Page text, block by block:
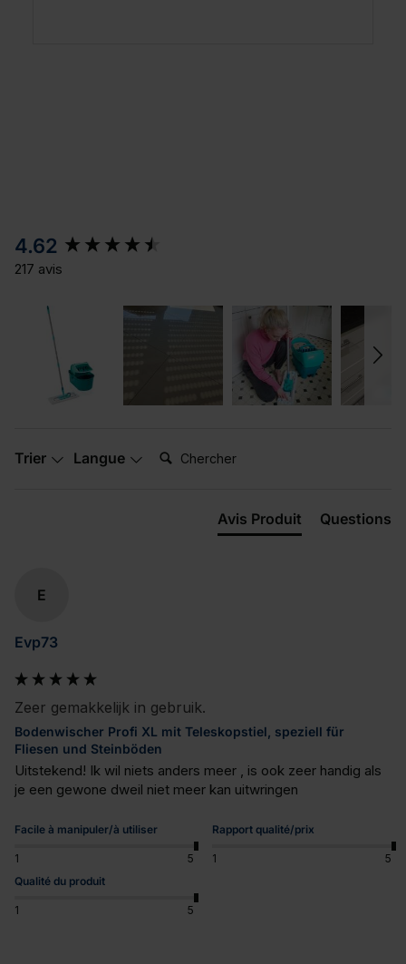
4.62
217 avis
Trier Langue Chercher:
Avis Produit Questions
E
Evp73
Zeer gemakkelijk in gebruik.
Bodenwischer Profi XL mit Teleskopstiel, speziell für
Fliesen und Steinböden
Uitstekend! Ik wil niets anders meer , is ook zeer handig als
je een gewone dweil niet meer kan uitwringen
Facile à manipuler/à utiliser
1 5
Rapport qualité/prix
1
5
Qualité du produit
1 5
New content loaded